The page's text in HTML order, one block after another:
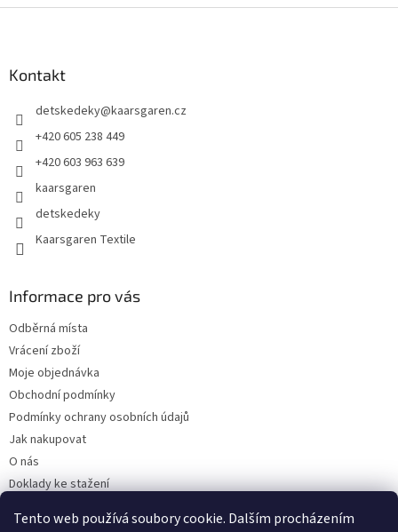
Tento web používá soubory cookie. Dalším procházením
Kontakt
detskedeky@kaarsgaren.cz
+420 605 238 449
+420 603 963 639
kaarsgaren
detskedeky
Kaarsgaren Textile
Informace pro vás
Odběrná místa
Vrácení zboží
Moje objednávka
Obchodní podmínky
Podmínky ochrany osobních údajů
Jak nakupovat
O nás
Doklady ke stažení
Velkoobchod